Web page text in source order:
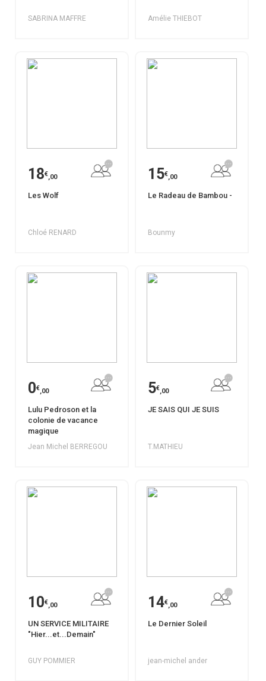
SABRINA MAFFRE Amélie THIEBOT
18€,00
Les Wolf
Chloé RENARD
15€,00
Le Radeau de Bambou -
Bounmy
0€,00
Lulu Pedroson et la
colonie de vacance
magique
Jean Michel BERREGOU
5€,00
JE SAIS QUI JE SUIS
T.MATHIEU
10€,00
UN SERVICE MILITAIRE
"Hier...et...Demain"
GUY POMMIER
14€,00
Le Dernier Soleil
jean-michel ander